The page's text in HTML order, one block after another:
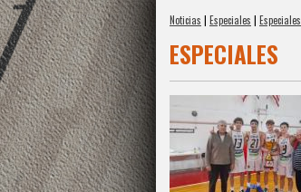
Noticias | Especiales | Especiales
ESPECIALES